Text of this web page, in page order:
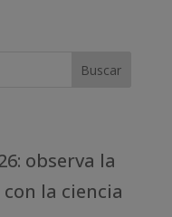
observa la
la ciencia